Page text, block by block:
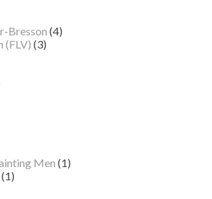
Bresson (4)
(FLV) (3)
Men (1)
(1)